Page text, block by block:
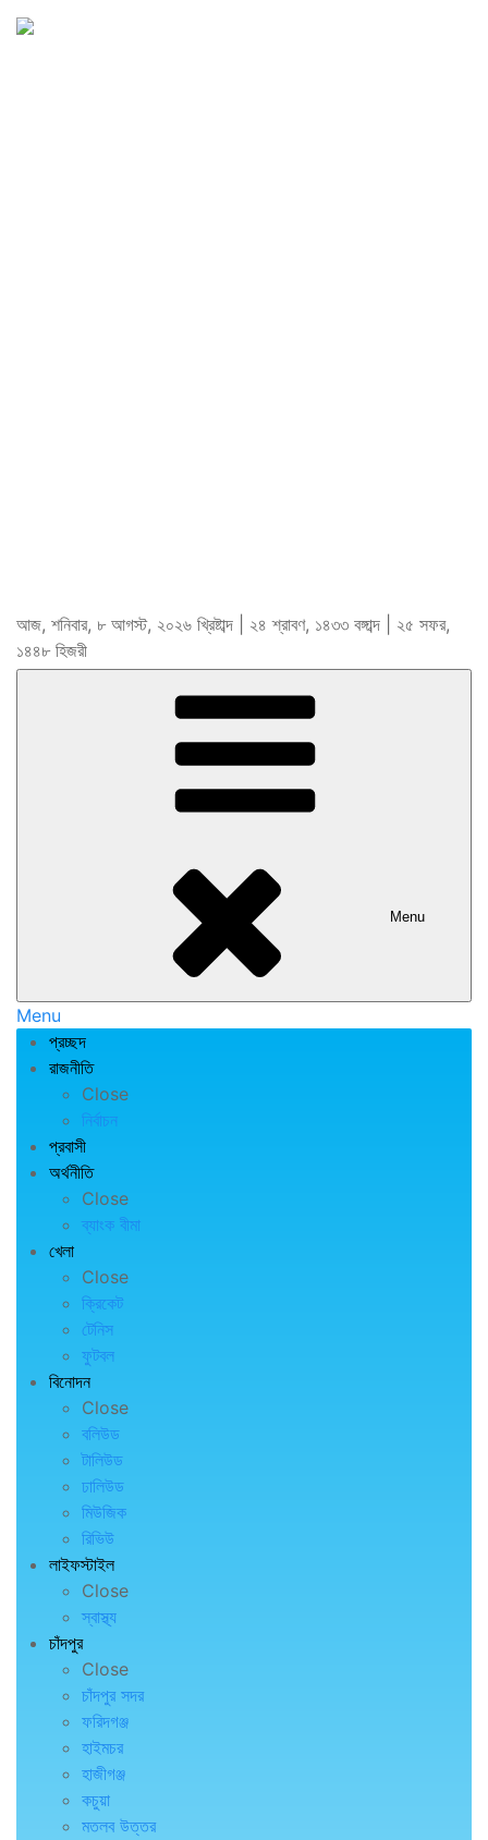
আজ, শনিবার, ৮ আগস্ট, ২০২৬ খ্রিষ্টাব্দ | ২৪ শ্রাবণ, ১৪৩৩ বঙ্গাব্দ | ২৫ সফর,
১৪৪৮ হিজরী
Menu
Menu
প্রচ্ছদ
রাজনীতি
Close
নির্বাচন
প্রবাসী
অর্থনীতি
Close
ব্যাংক বীমা
খেলা
Close
ক্রিকেট
টেনিস
ফুটবল
বিনোদন
Close
বলিউড
টালিউড
ঢালিউড
মিউজিক
রিভিউ
লাইফস্টাইল
Close
স্বাস্থ্য
চাঁদপুর
Close
চাঁদপুর সদর
ফরিদগঞ্জ
হাইমচর
হাজীগঞ্জ
কচুয়া
মতলব উত্তর